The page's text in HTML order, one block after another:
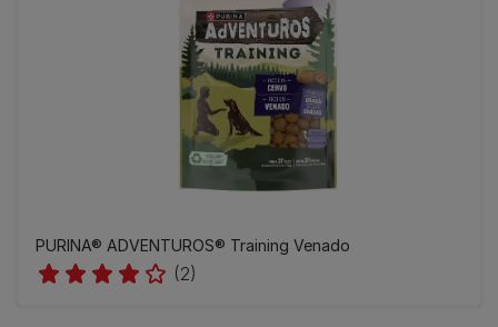
PURINA® ADVENTUROS® Training Venado
(2)